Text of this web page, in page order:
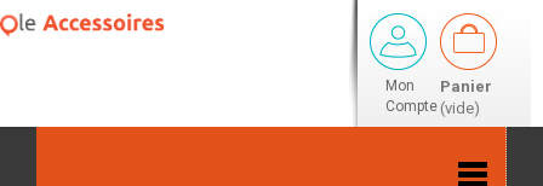
Mon
Compte
Panier
(vide)